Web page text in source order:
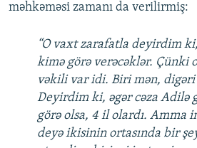
məhkəməsi zamanı da verilirmiş:
“O vaxt zarafatla deyirdim
kimə görə verəcəklər. Çünki
vəkili var idi. Biri mən, digəri
Deyirdim ki, əgər cəza Adilə
görə olsa, 4 il olardı. Amma
deyə ikisinin ortasında bir